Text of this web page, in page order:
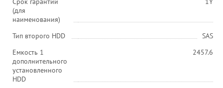
(для
наименования)
Тип второго HDD
SAS
Емкость 1
дополнительного
установленного
HDD
2457.6